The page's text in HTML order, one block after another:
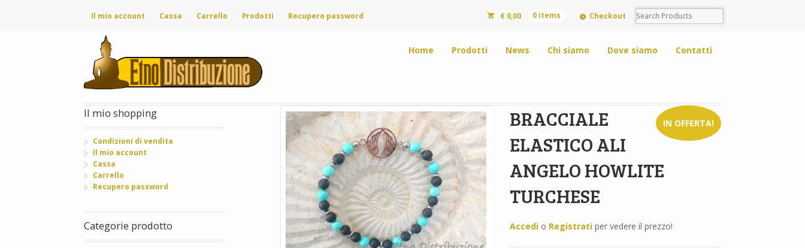
Il mio account Cassa Carrello Prodotti Recupero password € 0,00 0 items Checkout
Home Prodotti News Chi siamo Dove siamo Contatti
IN OFFERTA!
BRACCIALE
ELASTICO ALI
ANGELO HOWLITE
TURCHESE
Accedio Registratiper vedere il prezzo!
Il mio shopping
Condizioni di vendita
Il mio account
Cassa
Carrello
Recupero password
Categorie prodotto